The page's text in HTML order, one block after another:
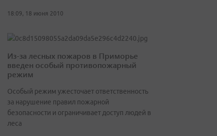
18:09, 18 июня 2010
Из-за лесных пожаров в Приморье
введен особый противопожарный
режим
Особый режим ужесточает ответственность
за нарушение правил пожарной
безопасности и ограничивает доступ людей в
леса